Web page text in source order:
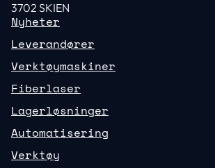
3702 SKIEN
Nyheter
Leverandører
Verktøymaskiner
Fiberlaser
Lagerløsninger
Automatisering
Verktøy